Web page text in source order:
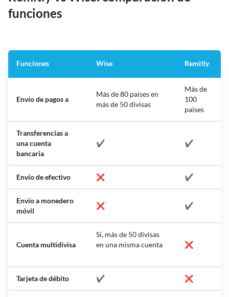
funciones
Funciones Wise Remitly
Envío de pagos a
Más de 80 países en
más de 50 divisas
Más de
100
países
Transferencias a
una cuenta
bancaria
✔️ ✔️
Envío de efectivo ❌ ✔️
Envío a monedero
móvil
❌ ✔️
Cuenta multidivisa
Sí, más de 50 divisas
en una misma cuenta
❌
Tarjeta de débito ✔️ ❌